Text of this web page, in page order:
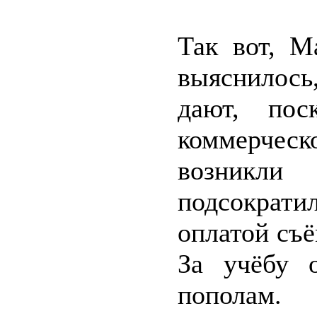
Так вот,
дают,
оплатой
За учёбу
пополам.